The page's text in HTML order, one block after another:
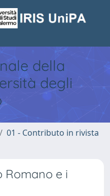
della
degli
01 - Contributo in rivista
Romano e i